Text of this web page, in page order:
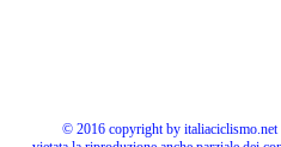
© 2016 copyright by